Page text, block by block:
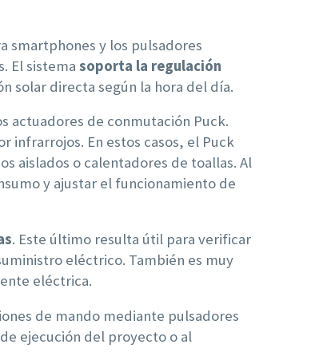
smartphones y los pulsadores
El sistema soporta la regulación
solar directa según la hora del día.
actuadores de conmutación Puck.
infrarrojos. En estos casos, el Puck
aislados o calentadores de toallas. Al
y ajustar el funcionamiento de
. Este último resulta útil para verificar
eléctrico. También es muy
eléctrica.
de mando mediante pulsadores
ejecución del proyecto o al